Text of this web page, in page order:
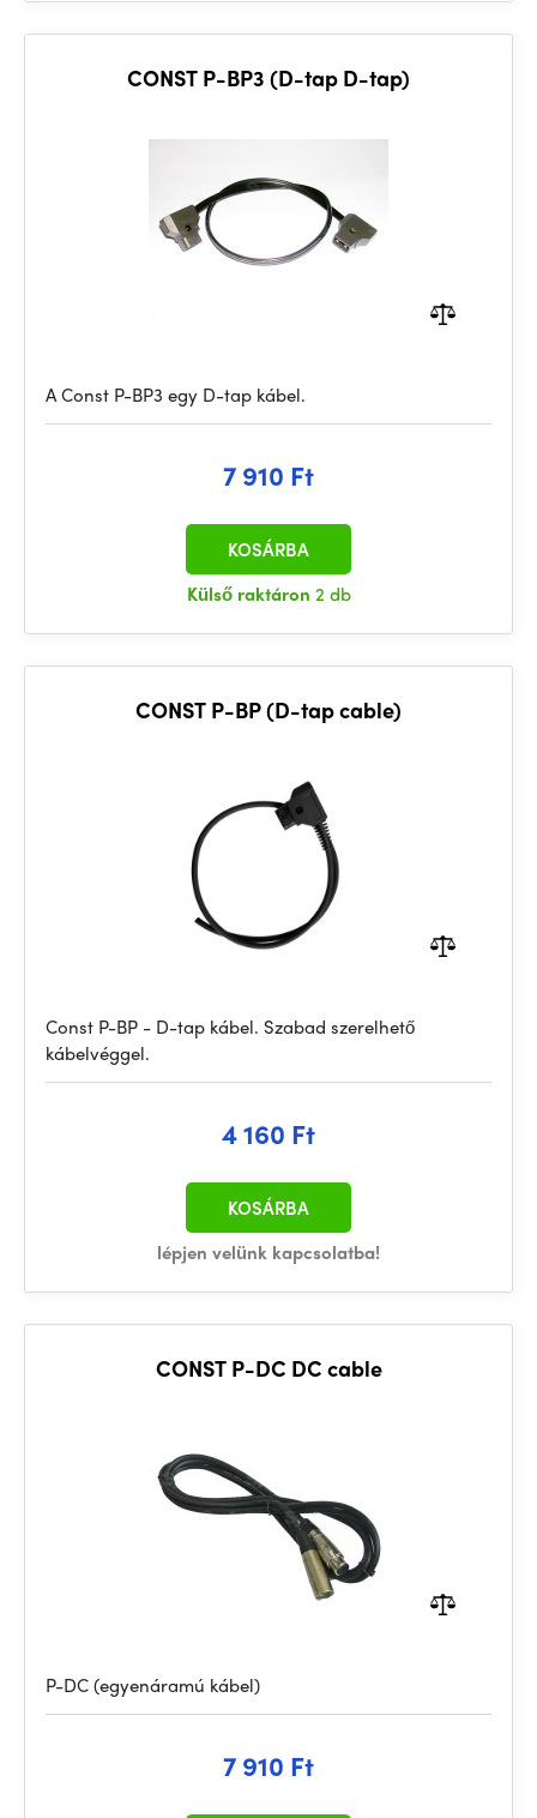
CONST P-BP3 (D-tap D-tap)
A Const P-BP3 egy D-tap kábel.
7 910 Ft
Külső raktáron 2 db
KOSÁRBA
CONST P-BP (D-tap cable)
Const P-BP - D-tap kábel. Szabad szerelhető
kábelvéggel.
4 160 Ft
lépjen velünk kapcsolatba!
KOSÁRBA
CONST P-DC DC cable
P-DC (egyenáramú kábel)
7 910 Ft